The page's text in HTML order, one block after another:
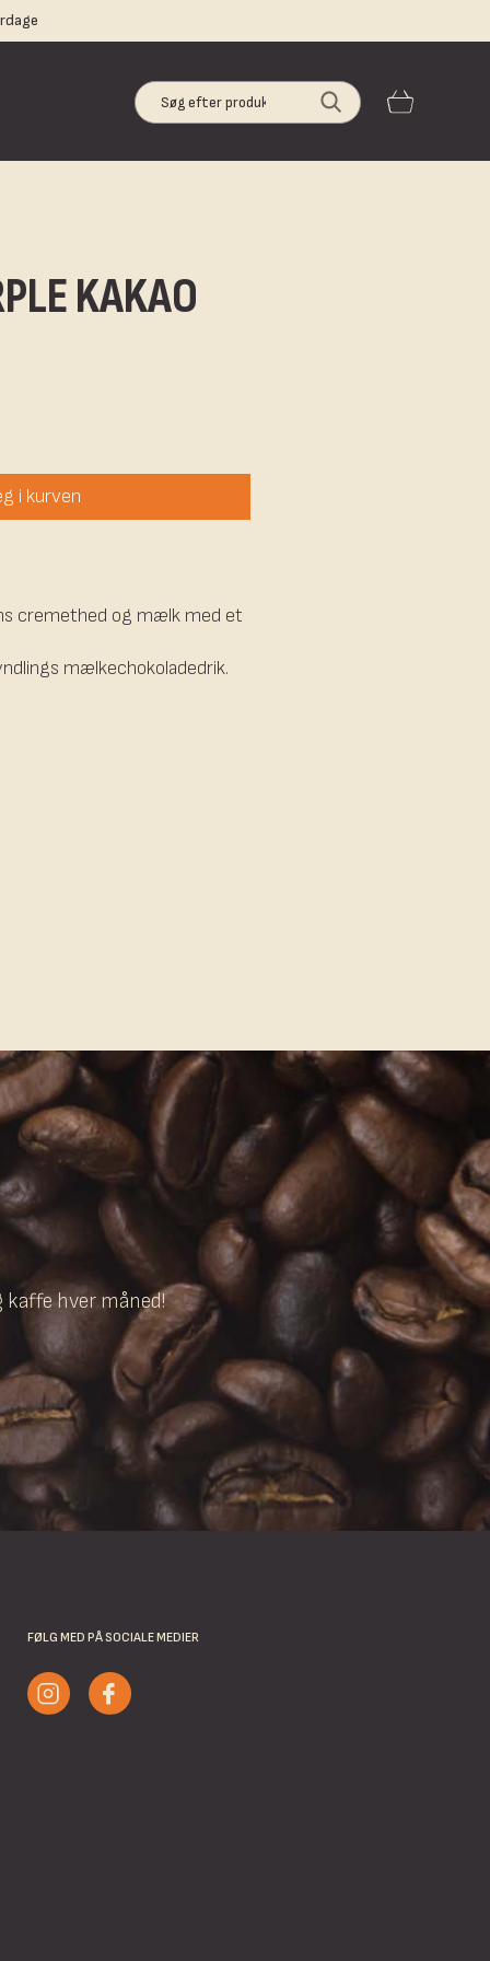
KAKAO
i kurven
cremethed og mælk med et
mælkechokoladedrik.
hver måned!
FØLG MED PÅ SOCIALE MEDIER